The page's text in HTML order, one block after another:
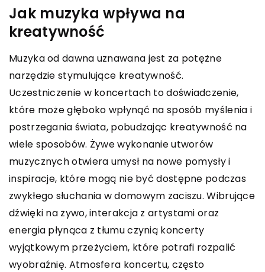
Jak muzyka wpływa na
kreatywność
Muzyka od dawna uznawana jest za potężne
narzędzie stymulujące kreatywność.
Uczestniczenie w koncertach to doświadczenie,
które może głęboko wpłynąć na sposób myślenia i
postrzegania świata, pobudzając kreatywność na
wiele sposobów. Żywe wykonanie utworów
muzycznych otwiera umysł na nowe pomysły i
inspiracje, które mogą nie być dostępne podczas
zwykłego słuchania w domowym zaciszu. Wibrujące
dźwięki na żywo, interakcja z artystami oraz
energia płynąca z tłumu czynią koncerty
wyjątkowym przeżyciem, które potrafi rozpalić
wyobraźnię. Atmosfera koncertu, często